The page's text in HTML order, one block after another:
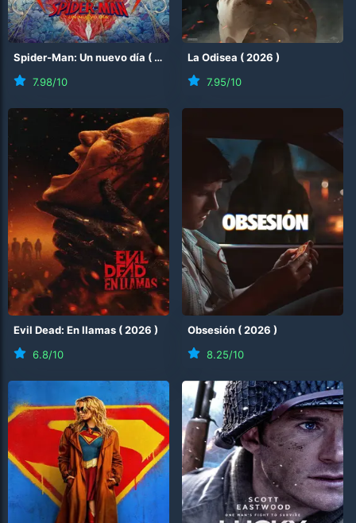
Spider-Man: Un nuevo día ( 2026
7.98/10
La Odisea (2026 )
7.95/10
Evil Dead: En llamas (2026 )
6.8/10
Obsesión (2026 )
8.25/10